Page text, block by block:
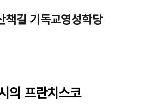
책길 기독교영성학당
의 프란치스코